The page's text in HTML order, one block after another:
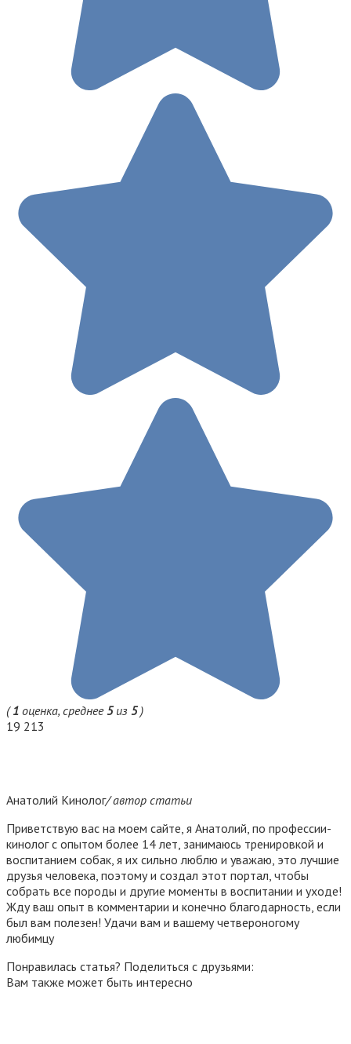
(1 оценка, среднее5из 5)
19 213
Анатолий Кинолог/ автор статьи
Приветствую вас на моем сайте, я Анатолий, по профессии-
кинолог с опытом более 14 лет, занимаюсь тренировкой и
воспитанием собак, я их сильно люблю и уважаю, это лучшие
друзья человека, поэтому и создал этот портал, чтобы
собрать все породы и другие моменты в воспитании и уходе!
Жду ваш опыт в комментарии и конечно благодарность, если
был вам полезен! Удачи вам и вашему четвероногому
любимцу
Понравилась статья? Поделиться с друзьями:
Вам также может быть интересно